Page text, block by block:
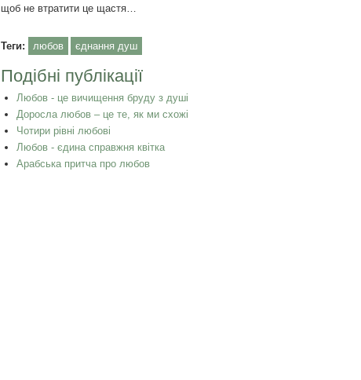
щоб не втратити це щастя…
Теги: любов єднання душ
Подібні публікації
Любов - це вичищення бруду з душі
Доросла любов – це те, як ми схожі
Чотири рівні любові
Любов - єдина справжня квітка
Арабська притча про любов